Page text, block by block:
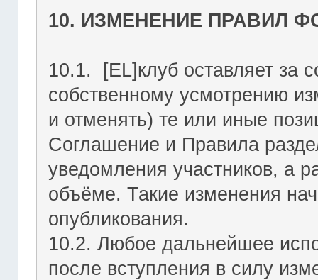
10. ИЗМЕНЕНИЕ ПРАВИЛ
10.1. [EL]клуб оставляет за
собственному усмотрению
и отменять) те или иные
Соглашение и Правила
уведомления участников, а
объёме. Такие изменения
опубликования.
10.2. Любое дальнейшее
после вступления в силу